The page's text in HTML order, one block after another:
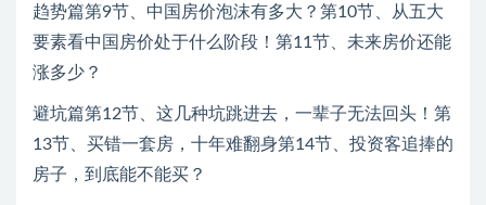
趋势篇第9节、中国房价泡沫有多大？第10节、从五大
要素看中国房价处于什么阶段！第11节、未来房价还能
涨多少？
避坑篇第12节、这几种坑跳进去，一辈子无法回头！第
13节、买错一套房，十年难翻身第14节、投资客追捧的
房子，到底能不能买？